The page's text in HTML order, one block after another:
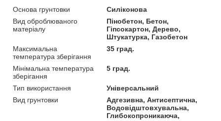
Основа грунтовки
Силіконова
Вид оброблюваного
матеріалу
Пінобетон, Бетон,
Гіпсокартон, Дерево,
Штукатурка, Газобетон
Максимальна
температура зберігання
35 град.
Мінімальна температура
зберігання
5 град.
Тип використання
Універсальний
Вид грунтовки
Адгезивна, Антисептична,
Водовідштовхувальна,
Глибокопроникаюча,